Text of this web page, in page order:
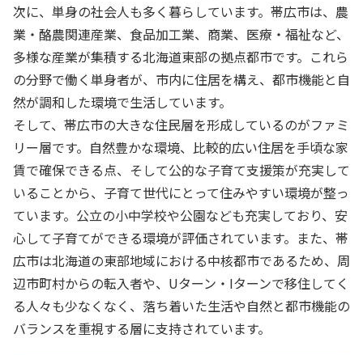
次に、単身の社会人も多く暮らしています。帯広市は、農
業・酪農関連産業、食品加工業、商業、医療・福祉など、
多様な産業が集積する北海道東部の拠点都市です。これら
の分野で働く単身者が、市内に住居を構え、都市機能と自
然が調和した環境で生活しています。
そして、帯広市の大きな住民層を形成しているのがファミ
リー層です。自然豊かな環境、比較的広い住居を手頃な家
賃で確保できる点、そして公的な子育て支援策が充実して
いることから、子育て世代にとって住みやすい環境が整っ
ています。公立の小中学校や公園なども充実しており、安
心して子育てができる環境が評価されています。また、帯
広市は北海道の東部地域における中核都市であるため、周
辺市町村からの転入者や、Uターン・Iターンで移住してく
る人々も少なくなく、落ち着いた生活や自然と都市機能の
バランスを重視する層に支持されています。